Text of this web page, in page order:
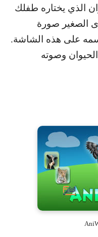
الذي يختاره طفلك
الصغير صورة
على هذه الشاشة.
وصوته